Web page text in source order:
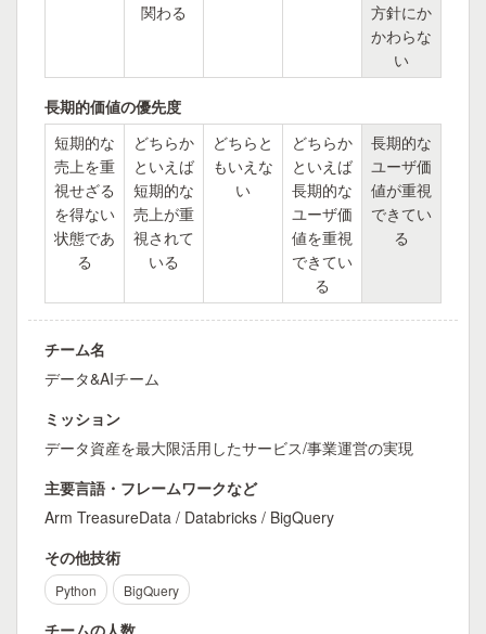
関わる
方針にか
かわらな
い
長期的価値の優先度
短期的な
売上を重
視せざる
を得ない
状態であ
る
どちらか
といえば
短期的な
売上が重
視されて
いる
どちらと
もいえな
い
どちらか
といえば
長期的な
ユーザ価
値を重視
できてい
る
長期的な
ユーザ価
値が重視
できてい
る
チーム名
データ&AIチーム
ミッション
データ資産を最大限活用したサービス/事業運営の実現
主要言語・フレームワークなど
Arm TreasureData / Databricks / BigQuery
その他技術
Python BigQuery
チームの人数